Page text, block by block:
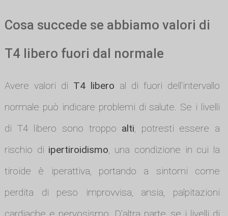
Cosa succede se abbiamo valori di
T4 libero fuori dal normale
Avere valori di T4 libero al di fuori dell'intervallo
normale può indicare problemi di salute. Se i livelli
di T4 libero sono troppo alti, potresti essere a
rischio di ipertiroidismo, una condizione in cui la
tiroide è iperattiva, portando a sintomi come
perdita di peso improvvisa, ansia, palpitazioni